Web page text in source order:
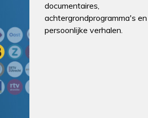
documentaires,
achtergrondprogramma's en
persoonlijke verhalen.